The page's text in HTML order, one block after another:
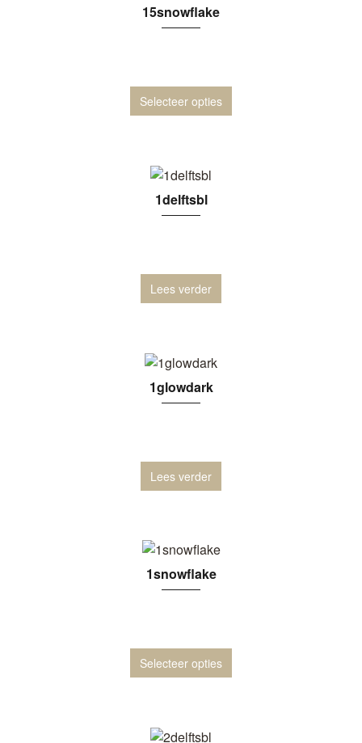
15snowflake
Selecteer opties
1delftsbl
Lees verder
1glowdark
Lees verder
1snowflake
Selecteer opties